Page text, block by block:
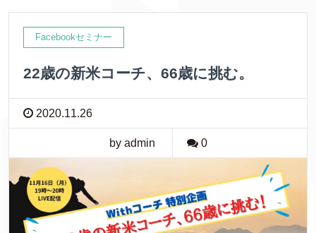
Facebookセミナー
22歳の新米コーチ、66歳に挑む。
2020.11.26
by admin 0